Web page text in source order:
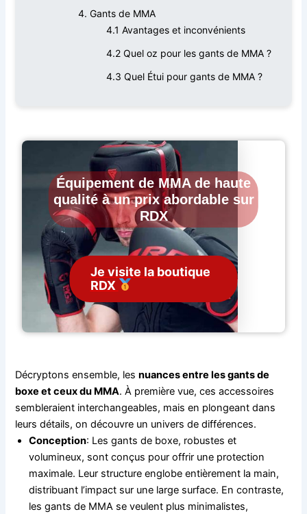
4. Gants de MMA
4.1 Avantages et inconvénients
4.2 Quel oz pour les gants de MMA ?
4.3 Quel Étui pour gants de MMA ?
Équipement de MMA de haute
qualité à un prix abordable sur
RDX
Je visite la boutique
RDX
Décryptons ensemble, lesnuances entre les gants de
boxe et ceux du MMA. À première vue, ces accessoires
sembleraient interchangeables, mais en plongeant dans
leurs détails, on découvre un univers de différences.
Conception: Les gants de boxe, robustes et
volumineux, sont conçus pour offrir une protection
maximale. Leur structure englobe entièrement la main,
distribuant l’impact sur une large surface. En contraste,
les gants de MMA se veulent plus minimalistes,